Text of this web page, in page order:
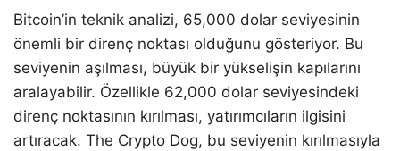
Bitcoin’in teknik analizi, 65,000 dolar seviyesinin
önemli bir direnç noktası olduğunu gösteriyor. Bu
seviyenin aşılması, büyük bir yükselişin kapılarını
aralayabilir. Özellikle 62,000 dolar seviyesindeki
direnç noktasının kırılması, yatırımcıların ilgisini
artıracak. The Crypto Dog, bu seviyenin kırılmasıyla